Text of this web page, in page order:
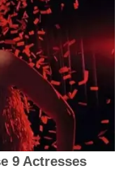
9 Actresses